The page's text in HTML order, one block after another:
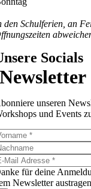
den Schulferien, an
Socials
Newsletter
unseren
und Events
für deine
Newsletter